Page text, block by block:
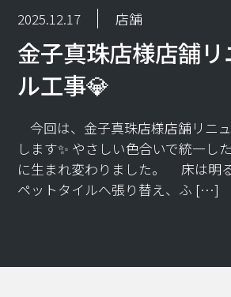
2025.12.17 店舗
金子真珠店様店舗
ル工事💎
今回は、金子真珠店様店舗リニ
します✨ やさしい色合いで統一し
に生まれ変わりました。 床は明
ペットタイルへ張り替え、ふ […]